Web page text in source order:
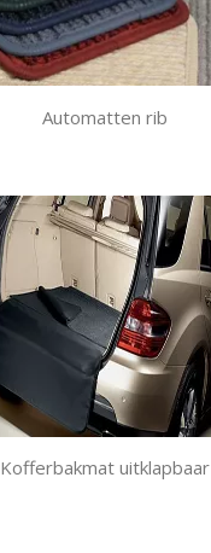
Automatten rib
Kofferbakmat uitklapbaar